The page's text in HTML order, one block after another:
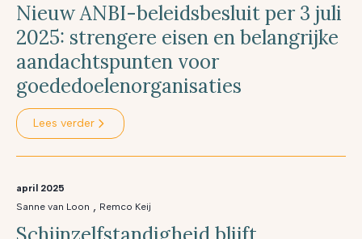
Nieuw ANBI-beleidsbesluit per 3 juli
2025: strengere eisen en belangrijke
aandachtspunten voor
goededoelenorganisaties
Lees verder
april 2025
Sanne van Loon , Remco Keij